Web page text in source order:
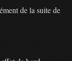
de la suite de